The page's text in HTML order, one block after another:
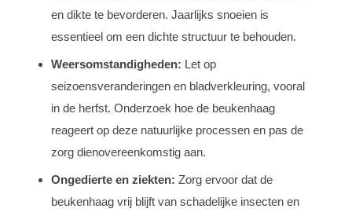
en dikte te bevorderen. Jaarlijks snoeien is
essentieel om een dichte structuur te behouden.
Weersomstandigheden: Let op
seizoensveranderingen en bladverkleuring, vooral
in de herfst. Onderzoek hoe de beukenhaag
reageert op deze natuurlijke processen en pas de
zorg dienovereenkomstig aan.
Ongedierte en ziekten: Zorg ervoor dat de
beukenhaag vrij blijft van schadelijke insecten en